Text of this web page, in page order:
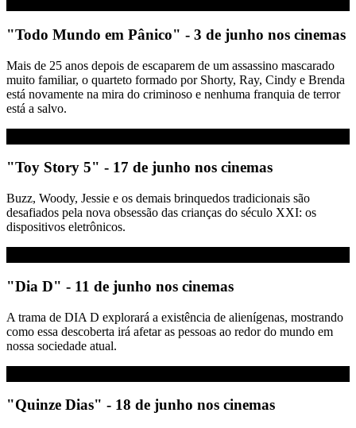
"Todo Mundo em Pânico" - 3 de junho nos cinemas
Mais de 25 anos depois de escaparem de um assassino mascarado
muito familiar, o quarteto formado por Shorty, Ray, Cindy e Brenda
está novamente na mira do criminoso e nenhuma franquia de terror
está a salvo.
"Toy Story 5" - 17 de junho nos cinemas
Buzz, Woody, Jessie e os demais brinquedos tradicionais são
desafiados pela nova obsessão das crianças do século XXI: os
dispositivos eletrônicos.
"Dia D" - 11 de junho nos cinemas
A trama de DIA D explorará a existência de alienígenas, mostrando
como essa descoberta irá afetar as pessoas ao redor do mundo em
nossa sociedade atual.
"Quinze Dias" - 18 de junho nos cinemas